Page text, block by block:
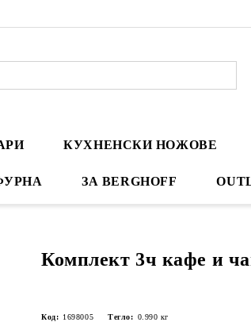
КУХНЕНСКИ НОЖОВЕ
ЗА BERGHOFF
Комплект 3ч кафе и
Код: 1698005 Тегло: 0.990 кг